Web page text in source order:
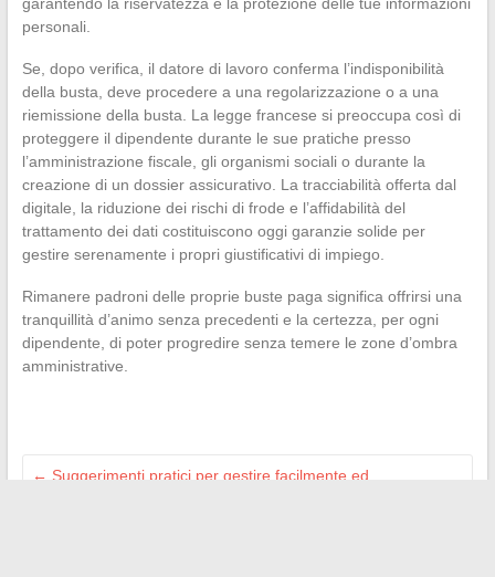
personali.
Se, dopo verifica, il datore di lavoro conferma l’indisponibilità
della busta, deve procedere a una regolarizzazione o a una
riemissione della busta. La legge francese si preoccupa così di
proteggere il dipendente durante le sue pratiche presso
l’amministrazione fiscale, gli organismi sociali o durante la
creazione di un dossier assicurativo. La tracciabilità offerta dal
digitale, la riduzione dei rischi di frode e l’affidabilità del
trattamento dei dati costituiscono oggi garanzie solide per
gestire serenamente i propri giustificativi di impiego.
Rimanere padroni delle proprie buste paga significa offrirsi una
tranquillità d’animo senza precedenti e la certezza, per ogni
dipendente, di poter progredire senza temere le zone d’ombra
amministrative.
← Suggerimenti pratici per gestire facilmente ed